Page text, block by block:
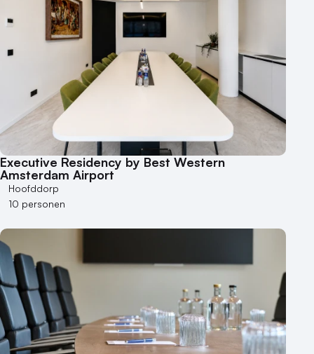
Executive Residency by Best Western
Amsterdam Airport
Hoofddorp
10 personen